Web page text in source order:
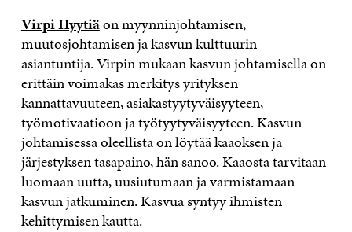
Virpi Hyytiäon myynninjohtamisen,
muutosjohtamisen ja kasvun kulttuurin
asiantuntija. Virpin mukaan kasvun johtamisella on
erittäin voimakas merkitys yrityksen
kannattavuuteen, asiakastyytyväisyyteen,
työmotivaatioon ja työtyytyväisyyteen. Kasvun
johtamisessa oleellista on löytää kaaoksen ja
järjestyksen tasapaino, hän sanoo. Kaaosta tarvitaan
luomaan uutta, uusiutumaan ja varmistamaan
kasvun jatkuminen. Kasvua syntyy ihmisten
kehittymisen kautta.